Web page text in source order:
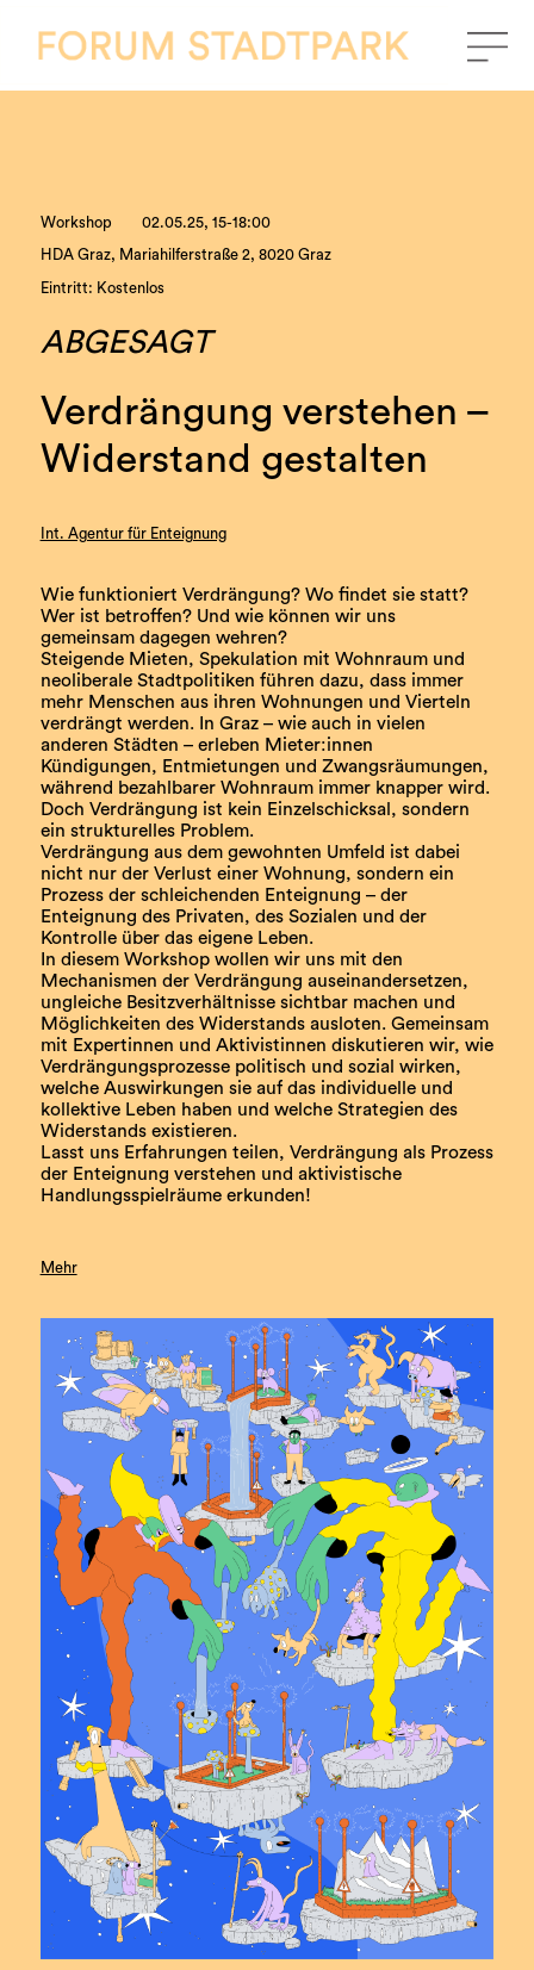
Workshop 02.05.25, 15-18:00
HDA Graz, Mariahilferstraße 2, 8020 Graz
Eintritt: Kostenlos
ABGESAGT
Verdrängung verstehen –
Widerstand gestalten
Int. Agentur für Enteignung
Wie funktioniert Verdrängung? Wo findet sie statt?
Wer ist betroffen? Und wie können wir uns
gemeinsam dagegen wehren?
Steigende Mieten, Spekulation mit Wohnraum und
neoliberale Stadtpolitiken führen dazu, dass immer
mehr Menschen aus ihren Wohnungen und Vierteln
verdrängt werden. In Graz – wie auch in vielen
anderen Städten – erleben Mieter:innen
Kündigungen, Entmietungen und Zwangsräumungen,
während bezahlbarer Wohnraum immer knapper wird.
Doch Verdrängung ist kein Einzelschicksal, sondern
ein strukturelles Problem.
Verdrängung aus dem gewohnten Umfeld ist dabei
nicht nur der Verlust einer Wohnung, sondern ein
Prozess der schleichenden Enteignung – der
Enteignung des Privaten, des Sozialen und der
Kontrolle über das eigene Leben.
In diesem Workshop wollen wir uns mit den
Mechanismen der Verdrängung auseinandersetzen,
ungleiche Besitzverhältnisse sichtbar machen und
Möglichkeiten des Widerstands ausloten. Gemeinsam
mit Expertinnen und Aktivistinnen diskutieren wir, wie
Verdrängungsprozesse politisch und sozial wirken,
welche Auswirkungen sie auf das individuelle und
kollektive Leben haben und welche Strategien des
Widerstands existieren.
Lasst uns Erfahrungen teilen, Verdrängung als Prozess
der Enteignung verstehen und aktivistische
Handlungsspielräume erkunden!
Mehr